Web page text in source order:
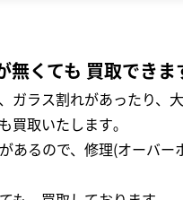
くても 買取できま
ガラス割れがあったり、
買取いたします｡
あるので、修理(オーバ